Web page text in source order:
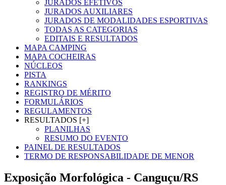
JURADOS EFETIVOS
JURADOS AUXILIARES
JURADOS DE MODALIDADES ESPORTIVAS
TODAS AS CATEGORIAS
EDITAIS E RESULTADOS
MAPA CAMPING
MAPA COCHEIRAS
NÚCLEOS
PISTA
RANKINGS
REGISTRO DE MÉRITO
FORMULÁRIOS
REGULAMENTOS
RESULTADOS [+]
PLANILHAS
RESUMO DO EVENTO
PAINEL DE RESULTADOS
TERMO DE RESPONSABILIDADE DE MENOR
Exposição Morfológica - Canguçu/RS